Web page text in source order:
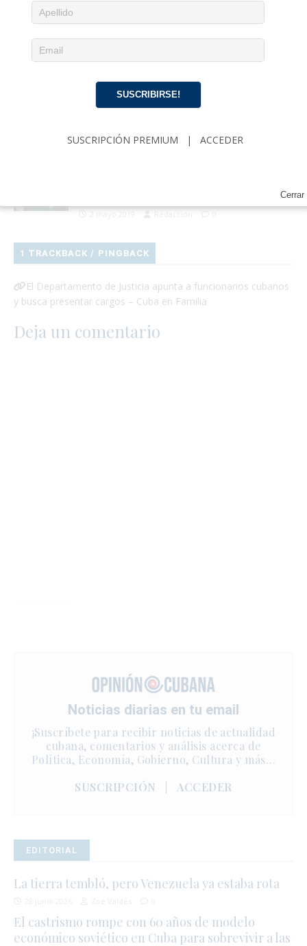
crímenes del castrismo
24 marzo 2026 Pedro Corzo
Juicio contra autor de cartel “Abajo el
Redacción
1 TRACKBACK / PINGBACK
El Departamento de Justicia apunta a funcionarios cubanos
y busca presentar cargos – Cuba en Familia
Deja un comentario
Noticias diarias en tu email
¡Suscríbete para recibir noticias de actualidad
cubana, comentarios y análisis acerca de
Política, Economía, Gobierno, Cultura y más…
SUSCRIPCIÓN |ACCEDER
EDITORIAL
La tierra tembló, pero Venezuela ya estaba rota
El castrismo rompe con 60 años de modelo
económico soviético en Cuba para sobrevivir a las
Cerrar
SUSCRIBIRSE!
SUSCRIPCIÓN PREMIUM | ACCEDER